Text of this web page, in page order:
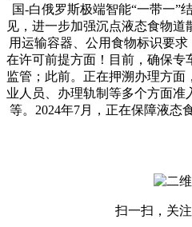
国-白俄罗斯极端智能“一带一”
见，进一步加强沉点液态食物
用运输容器、公用食物标识要
在许可前提方面！目前，确保专
监管；此前。正在押溯办理方面
业人员、办理轨制等多个方面准
等。2024年7月，正在保障液态
扫一扫，关